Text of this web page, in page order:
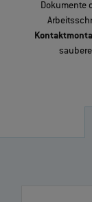
Dokumente